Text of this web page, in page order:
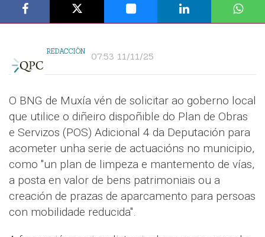
REDACCIÓN 07:53 11/11/25
O BNG de Muxía vén de solicitar ao goberno local
que utilice o diñeiro dispoñible do Plan de Obras
e Servizos (POS) Adicional 4 da Deputación para
acometer unha serie de actuacións no municipio,
como "un plan de limpeza e mantemento de vías,
a posta en valor de bens patrimoniais ou a
creación de prazas de aparcamento para persoas
con mobilidade reducida".